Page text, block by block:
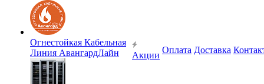
Огнестойкая Кабельная
Линия АвангардЛайн
Акции
Оплата Доставка